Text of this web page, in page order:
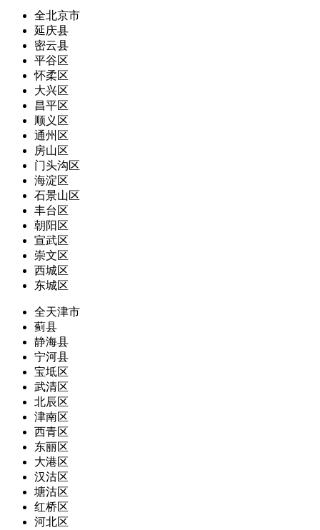
全北京市
延庆县
密云县
平谷区
怀柔区
大兴区
昌平区
顺义区
通州区
房山区
门头沟区
海淀区
石景山区
丰台区
朝阳区
宣武区
崇文区
西城区
东城区
全天津市
蓟县
静海县
宁河县
宝坻区
武清区
北辰区
津南区
西青区
东丽区
大港区
汉沽区
塘沽区
红桥区
河北区